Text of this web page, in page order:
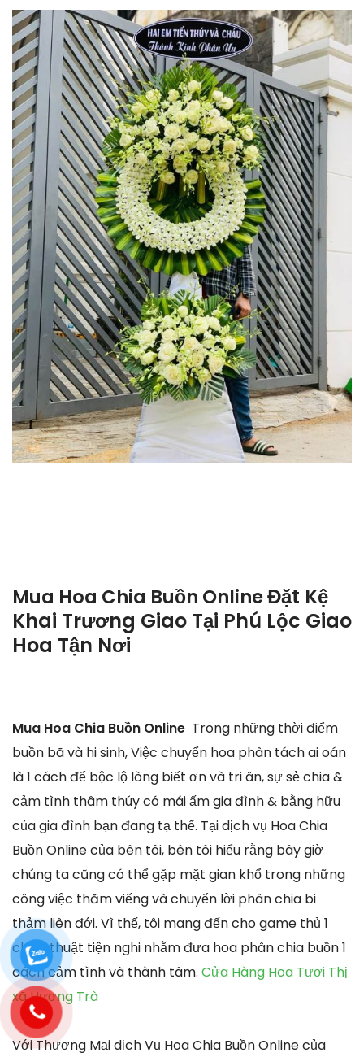
Mua Hoa Chia Buồn OnlineĐặt Kệ
Khai Trương Giao Tại Phú Lộc Giao
Hoa Tận Nơi
Mua Hoa Chia Buồn Online Trong những thời điểm
buồn bã và hi sinh, Việc chuyển hoa phân tách ai oán
là 1 cách để bộc lộ lòng biết ơn và tri ân, sự sẻ chia &
cảm tình thâm thúy có mái ấm gia đình & bằng hữu
của gia đình bạn đang tạ thế. Tại dịch vụ Hoa Chia
Buồn Online của bên tôi, bên tôi hiểu rằng bây giờ
chúng ta cũng có thể gặp mặt gian khổ trong những
công việc thăm viếng và chuyển lời phân chia bi
thảm liên đới. Vì thế, tôi mang đến cho game thủ 1
chiến thuật tiện nghi nhằm đưa hoa phân chia buồn 1
cách cảm tình và thành tâm. Cửa Hàng Hoa Tươi Thị
xã Hương Trà
Với Thương Mại dịch Vụ Hoa Chia Buồn Online của